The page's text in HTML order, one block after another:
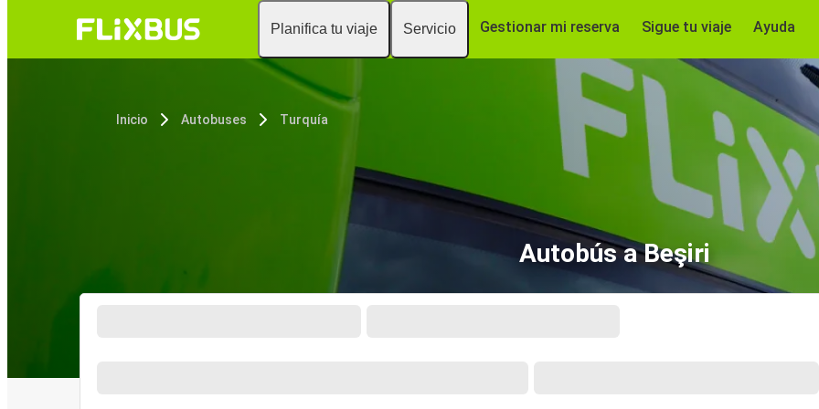
Planifica tu viaje Servicio Gestionar mi reserva Sigue tu viaje Ayuda
Inicio Autobuses Turquía
Autobús a Beşiri